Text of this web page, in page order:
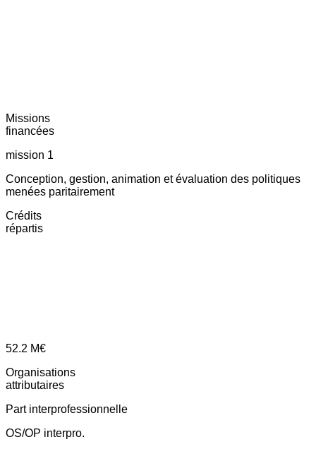
Missions
financées
mission 1
Conception, gestion, animation et évaluation des politiques
menées paritairement
Crédits
répartis
52.2 M€
Organisations
attributaires
Part interprofessionnelle
OS/OP interpro.